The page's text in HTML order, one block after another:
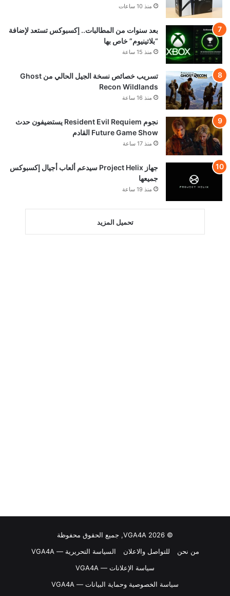
منذ 10 ساعات
بعد سنوات من المطالبات.. إكسبوكس تستعد لإضافة
“بلاتينيوم” خاص بها
منذ 15 ساعة
تسريب خصائص نسخة الجيل الحالي من Ghost
Recon Wildlands
منذ 16 ساعة
نجوم Resident Evil Requiem يستضيفون حدث
Future Game Show القادم
منذ 17 ساعة
جهاز Project Helix سيدعم ألعاب أجيال إكسبوكس
جميعها
منذ 19 ساعة
تحميل المزيد
© VGA4A 2026, جميع الحقوق محفوظة
من نحن
للتواصل والاعلان
السياسة التحريرية — VGA4A
سياسة الإعلانات — VGA4A
سياسة الخصوصية وحماية البيانات — VGA4A